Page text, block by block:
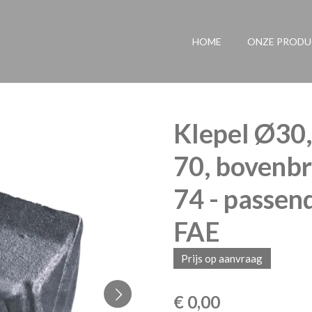
HOME ONZE
Klepel
70,
74 -
FAE
Prijs op aanvraag
€ 0,00